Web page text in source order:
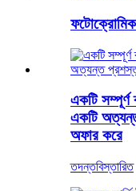
ফটোক্রোমিক
একটি সম্পূর্ণ
একটি
অফার করে
তদন্তবিস্তারিত